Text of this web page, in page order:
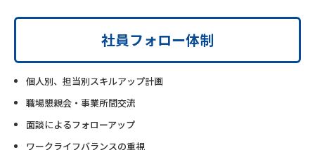
社員フォロー体制
個人別、担当別スキルアップ計画
職場懇親会・事業所間交流
面談によるフォローアップ
ワークライフバランスの重視